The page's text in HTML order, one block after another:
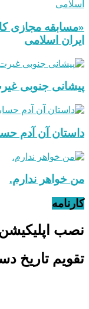
«مسابقه مجازی
ایران اسلامی
پیشانی جنوبی
داستان آن آدم
من خواهر ندارم.
کارنامه
نصب اپلیکیشن
تقویم تاریخ